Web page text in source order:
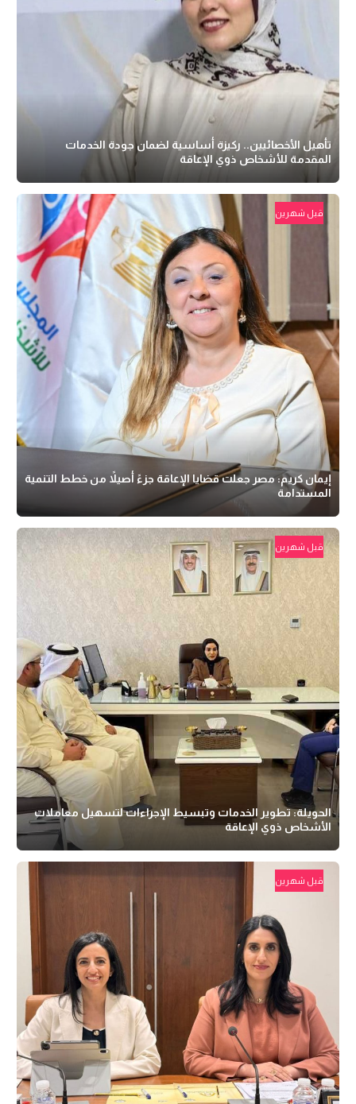
تأهيل الأخصائيين.. ركيزة أساسية لضمان جودة الخدمات
المقدمة للأشخاص ذوي الإعاقة
قبل شهرين
إيمان كريم: مصر جعلت قضايا الإعاقة جزءً أصيلاً من خطط التنمية
المستدامة
قبل شهرين
الحويلة: تطوير الخدمات وتبسيط الإجراءات لتسهيل معاملات
الأشخاص ذوي الإعاقة
قبل شهرين